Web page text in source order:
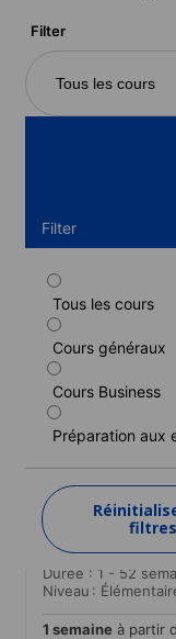
Filter
Tous les cours
Filter
Tous les cours
Cours généraux
Cours Business
Préparation aux
filtres
Cours
Durée : 1 - 52
Niveau :
1 semaine
490 EUR
Cours
Durée : 1 - 52
Niveau :
1 semaine à partir